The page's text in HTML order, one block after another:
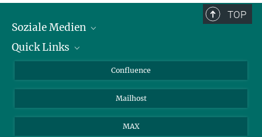
TOP
Soziale Medien
LinkedIn
Quick Links
Über Tiere in der ForschungConfluence
Mailhost
MAX